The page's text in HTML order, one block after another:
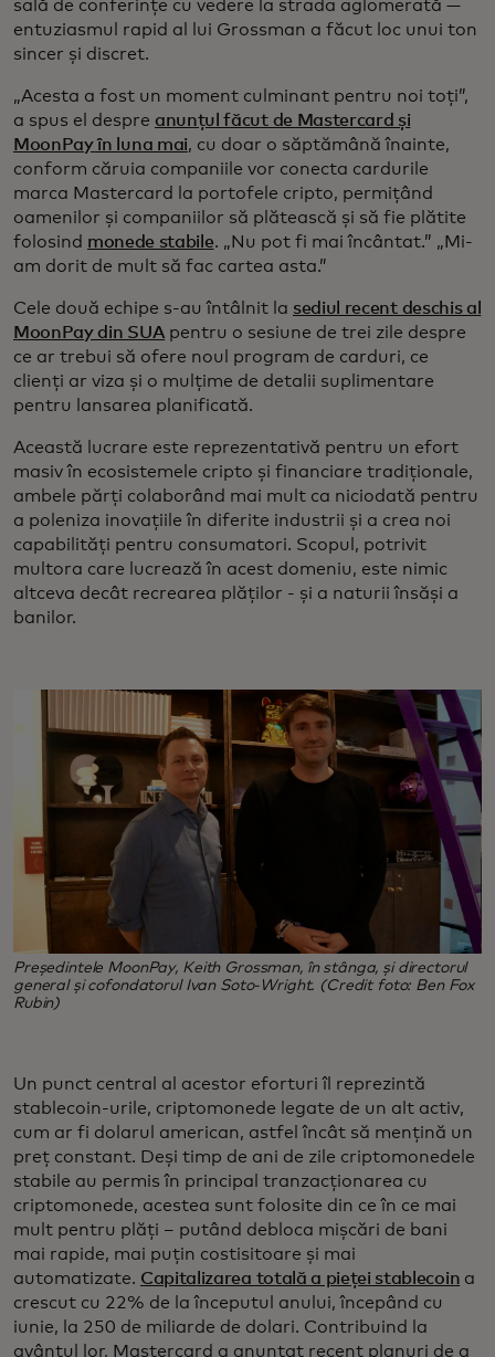
sală de conferințe cu vedere la strada aglomerată —
entuziasmul rapid al lui Grossman a făcut loc unui ton
sincer și discret.
„Acesta a fost un moment culminant pentru noi toți”,
a spus el despre anunțul făcut de Mastercard și
MoonPay în luna mai, cu doar o săptămână înainte,
conform căruia companiile vor conecta cardurile
marca Mastercard la portofele cripto, permițând
oamenilor și companiilor să plătească și să fie plătite
folosind monede stabile. „Nu pot fi mai încântat.” „Mi-
am dorit de mult să fac cartea asta.”
Cele două echipe s-au întâlnit la sediul recent deschis al
MoonPay din SUA pentru o sesiune de trei zile despre
ce ar trebui să ofere noul program de carduri, ce
clienți ar viza și o mulțime de detalii suplimentare
pentru lansarea planificată.
Această lucrare este reprezentativă pentru un efort
masiv în ecosistemele cripto și financiare tradiționale,
ambele părți colaborând mai mult ca niciodată pentru
a poleniza inovațiile în diferite industrii și a crea noi
capabilități pentru consumatori. Scopul, potrivit
multora care lucrează în acest domeniu, este nimic
altceva decât recrearea plăților - și a naturii însăși a
banilor.
Președintele MoonPay, Keith Grossman, în stânga, și directorul
general și cofondatorul Ivan Soto-Wright. (Credit foto: Ben Fox
Rubin)
Un punct central al acestor eforturi îl reprezintă
stablecoin-urile, criptomonede legate de un alt activ,
cum ar fi dolarul american, astfel încât să mențină un
preț constant. Deși timp de ani de zile criptomonedele
stabile au permis în principal tranzacționarea cu
criptomonede, acestea sunt folosite din ce în ce mai
mult pentru plăți – putând debloca mișcări de bani
mai rapide, mai puțin costisitoare și mai
automatizate. Capitalizarea totală a pieței stablecoin a
crescut cu 22% de la începutul anului, începând cu
iunie, la 250 de miliarde de dolari. Contribuind la
avântul lor, Mastercard a anunțat recent planuri de a